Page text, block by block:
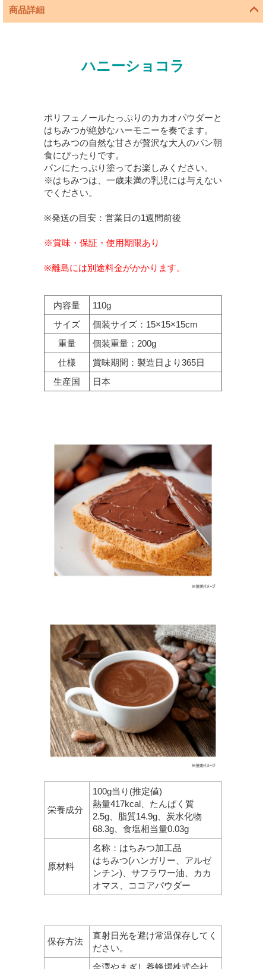
商品詳細
ハニーショコラ
ポリフェノールたっぷりのカカオパウダーと
はちみつが絶妙なハーモニーを奏でます。
はちみつの自然な甘さが贅沢な大人のパン朝
食にぴったりです。
パンにたっぷり塗ってお楽しみください。
※はちみつは、一歳未満の乳児には与えない
でください。
※発送の目安：営業日の1週間前後
※賞味・保証・使用期限あり
※離島には別途料金がかかります。
内容量
110g
サイズ
個装サイズ：15×15×15cm
重量
個装重量：200g
仕様
賞味期間：製造日より365日
生産国
日本
栄養成分
100g当り(推定値)
熱量417kcal、たんぱく質
2.5g、脂質14.9g、炭水化物
68.3g、食塩相当量0.03g
原材料
名称：はちみつ加工品
はちみつ(ハンガリー、アルゼ
ンチン)、サフラワー油、カカ
オマス、ココアパウダー
保存方法
直射日光を避け常温保存してく
ださい。
金澤やまぎし養蜂場株式会社